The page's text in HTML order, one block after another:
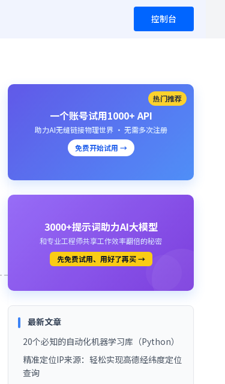
控制台
热门推荐
一个账号试用1000+ API
助力AI无缝链接物理世界 · 无需多次注册
免费开始试用 →
3000+提示词助力AI大模型
和专业工程师共享工作效率翻倍的秘密
先免费试用、用好了再买 →
最新文章
20个必知的自动化机器学习库（Python）
精准定位IP来源：轻松实现高德经纬度定位
查询